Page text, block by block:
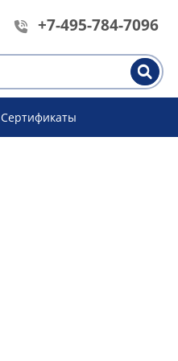
+7-495-784-7096
Сертификаты